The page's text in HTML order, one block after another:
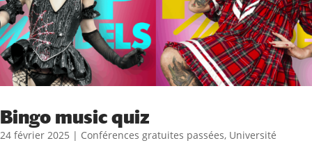
Bingo music quiz
24 février 2025 | Conférences gratuites passées, Université